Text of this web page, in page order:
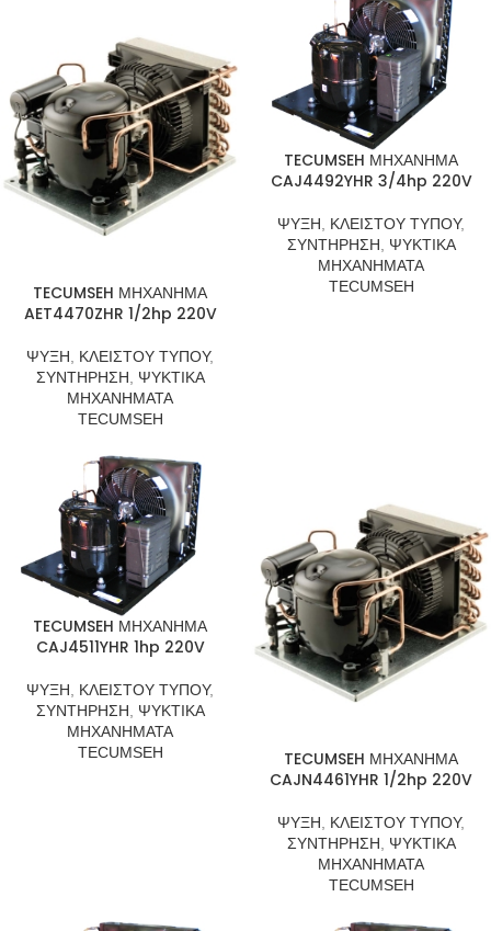
TECUMSEH ΜΗΧΑΝΗΜΑ
AET4470ZHR 1/2hp 220V
ΨΥΞΗ ΚΛΕΙΣΤΟΥ ΤΥΠΟΥ,
ΣΥΝΤΗΡΗΣΗ
ΨΥΚΤΙΚΑ
ΜΗΧΑΝΗΜΑΤΑ
TECUMSEH
TECUMSEH ΜΗΧΑΝΗΜΑ
CAJ4492YHR 3/4hp 220V
ΨΥΞΗ ΚΛΕΙΣΤΟΥ ΤΥΠΟΥ,
ΣΥΝΤΗΡΗΣΗ
ΨΥΚΤΙΚΑ
ΜΗΧΑΝΗΜΑΤΑ
TECUMSEH
TECUMSEH ΜΗΧΑΝΗΜΑ
CAJ4511YHR 1hp 220V
ΨΥΞΗ, ΚΛΕΙΣΤΟΥ ΤΥΠΟΥ,
ΣΥΝΤΗΡΗΣΗ, ΨΥΚΤΙΚΑ
ΜΗΧΑΝΗΜΑΤΑ
TECUMSEH
TECUMSEH ΜΗΧΑΝΗΜΑ
CAJN4461YHR 1/2hp 220V
ΨΥΞΗ ΚΛΕΙΣΤΟΥ ΤΥΠΟΥ,
ΣΥΝΤΗΡΗΣΗ
ΨΥΚΤΙΚΑ
ΜΗΧΑΝΗΜΑΤΑ
TECUMSEH